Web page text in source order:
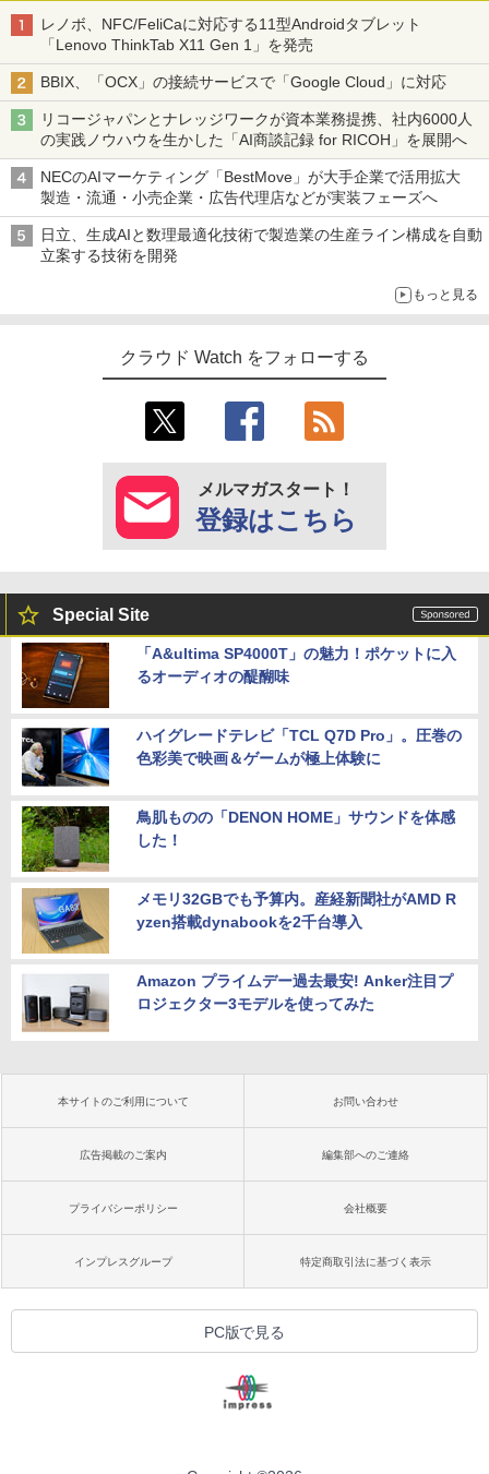
レノボ、NFC/FeliCaに対応する11型Androidタブレット
「Lenovo ThinkTab X11 Gen 1」を発売
BBIX、「OCX」の接続サービスで「Google Cloud」に対応
リコージャパンとナレッジワークが資本業務提携、社内6000人
の実践ノウハウを生かした「AI商談記録 for RICOH」を展開へ
NECのAIマーケティング「BestMove」が大手企業で活用拡大
製造・流通・小売企業・広告代理店などが実装フェーズへ
日立、生成AIと数理最適化技術で製造業の生産ライン構成を自動
立案する技術を開発
もっと見る
クラウド Watch をフォローする
メルマガスタート！
登録はこちら
Special Site
「A&ultima SP4000T」の魅力！ポケットに入
るオーディオの醍醐味
ハイグレードテレビ「TCL Q7D Pro」。圧巻の
色彩美で映画＆ゲームが極上体験に
鳥肌ものの「DENON HOME」サウンドを体感
した！
メモリ32GBでも予算内。産経新聞社がAMD R
yzen搭載dynabookを2千台導入
Amazon プライムデー過去最安! Anker注目プ
ロジェクター3モデルを使ってみた
本サイトのご利用について お問い合わせ
広告掲載のご案内 編集部へのご連絡
プライバシーポリシー 会社概要
インプレスグループ 特定商取引法に基づく表示
PC版で見る